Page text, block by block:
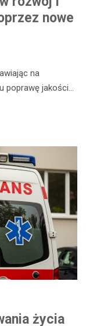
nowe
na
poprawę jakości…
życia